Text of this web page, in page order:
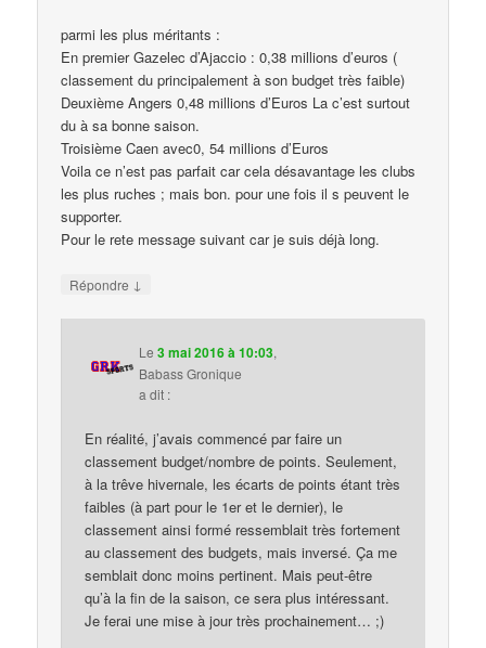
parmi les plus méritants :
En premier Gazelec d’Ajaccio : 0,38 millions d’euros (
classement du principalement à son budget très faible)
Deuxième Angers 0,48 millions d’Euros La c’est surtout
du à sa bonne saison.
Troisième Caen avec0, 54 millions d’Euros
Voila ce n’est pas parfait car cela désavantage les clubs
les plus ruches ; mais bon. pour une fois il s peuvent le
supporter.
Pour le rete message suivant car je suis déjà long.
Répondre ↓
Le3 mai 2016 à 10:03,
Babass Gronique
a dit :
En réalité, j’avais commencé par faire un
classement budget/nombre de points. Seulement,
à la trêve hivernale, les écarts de points étant très
faibles (à part pour le 1er et le dernier), le
classement ainsi formé ressemblait très fortement
au classement des budgets, mais inversé. Ça me
semblait donc moins pertinent. Mais peut-être
qu’à la fin de la saison, ce sera plus intéressant.
Je ferai une mise à jour très prochainement… ;)